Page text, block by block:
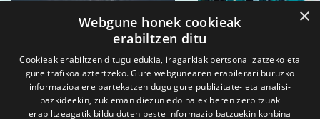
×
Webgune honek cookieak
erabiltzen ditu
Cookieak erabiltzen ditugu edukia, iragarkiak pertsonalizatzeko eta
gure trafikoa aztertzeko. Gure webgunearen erabilerari buruzko
informazioa ere partekatzen dugu gure publizitate- eta analisi-
bazkideekin, zuk eman diezun edo haiek beren zerbitzuak
erabiltzeagatik bildu duten beste informazio batzuekin konbina